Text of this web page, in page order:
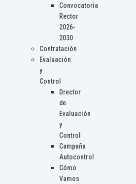
Convocatoria
Rector
2026-
2030
Contratación
Evaluación
y
Control
Drector
de
Evaluación
y
Control
Campaña
Autocontrol
Cómo
Vamos